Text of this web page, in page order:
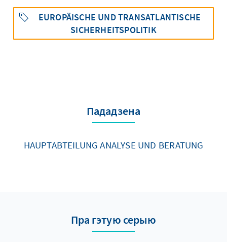
EUROPÄISCHE UND TRANSATLANTISCHE
SICHERHEITSPOLITIK
Пададзена
HAUPTABTEILUNG ANALYSE UND BERATUNG
Пра гэтую серыю